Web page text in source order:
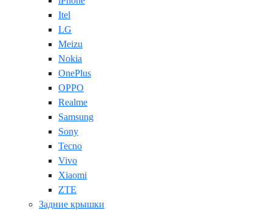
Itel
LG
Meizu
Nokia
OnePlus
OPPO
Realme
Samsung
Sony
Tecno
Vivo
Xiaomi
ZTE
Задние крышки